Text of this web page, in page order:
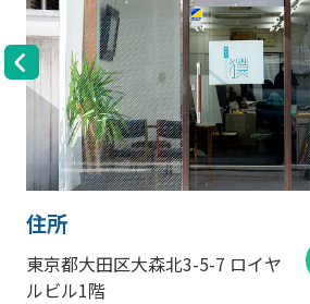
住所
東京都大田区大森北3-5-7 ロイヤ
ルビル1階